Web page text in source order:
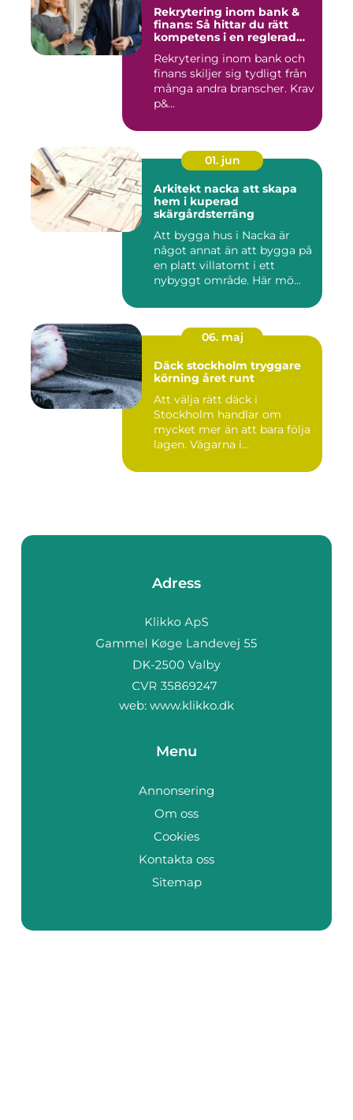
Rekrytering inom bank &
finans: Så hittar du rätt
kompetens i en reglerad
Rekrytering inom bank och
finans skiljer sig tydligt från
många andra branscher. Krav
p&...
01. jun
Arkitekt nacka att skapa
hem i kuperad
skärgårdsterräng
Att bygga hus i Nacka är
något annat än att bygga på
en platt villatomt i ett
nybyggt område. Här mö...
06. maj
Däck stockholm tryggare
körning året runt
Att välja rätt däck i
Stockholm handlar om
mycket mer än att bara följa
lagen. Vägarna i
Adress
web: www.klikko.dk
Menu
Annonsering
Om oss
Cookies
Kontakta oss
Sitemap